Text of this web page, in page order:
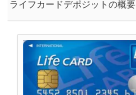
ライフカードデポジットの概要